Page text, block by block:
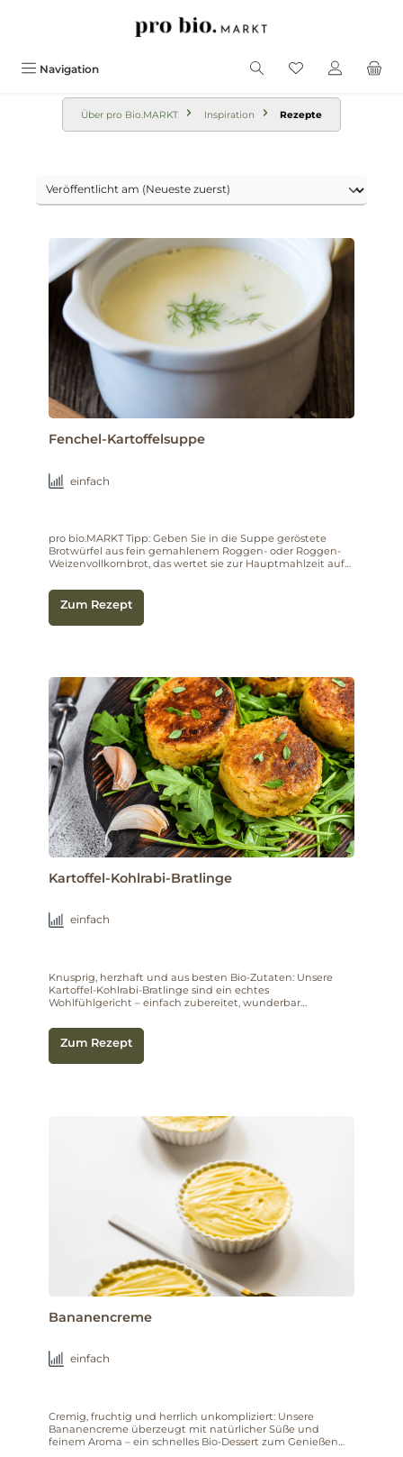
Navigation
Über pro Bio.MARKT Inspiration Rezepte
Fenchel-Kartoffelsuppe
einfach
pro bio.MARKT Tipp: Geben Sie in die Suppe geröstete
Brotwürfel aus fein gemahlenem Roggen- oder Roggen-
Weizenvollkornbrot, das wertet sie zur Hauptmahlzeit auf
diese einfach weglassen, die Suppe ist trotzdem sehr
lecker.
Zum Rezept
Kartoffel-Kohlrabi-Bratlinge
einfach
Knusprig, herzhaft und aus besten Bio-Zutaten: Unsere
Kartoffel-Kohlrabi-Bratlinge sind ein echtes
Wohlfühlgericht – einfach zubereitet, wunderbar
Zum Rezept
Bananencreme
einfach
Cremig, fruchtig und herrlich unkompliziert: Unsere
Bananencreme überzeugt mit natürlicher Süße und
feinem Aroma – ein schnelles Bio-Dessert zum Genießen